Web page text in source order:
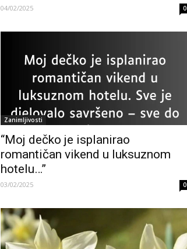
04/02/2025 0
Zanimljivosti
“Moj dečko je isplanirao
romantičan vikend u luksuznom
hotelu…”
03/02/2025 0